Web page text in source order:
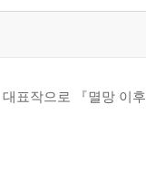
대표작으로 『멸망 이